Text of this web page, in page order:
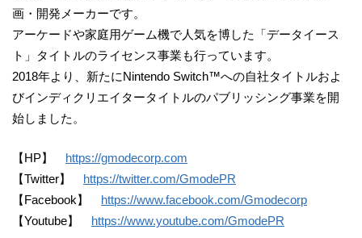
画・開発メーカーです。
アーケードや家庭用ゲーム機で人気を博した「データイース
ト」タイトルのライセンス事業も行っています。
2018年より、新たにNintendo Switch™への自社タイトルおよ
びインディクリエイタータイトルのパブリッシング事業を開
始しました。
【HP】 https://gmodecorp.com
【Twitter】 https://twitter.com/GmodePR
【Facebook】 https://www.facebook.com/Gmodecorp
【Youtube】 https://www.youtube.com/GmodePR